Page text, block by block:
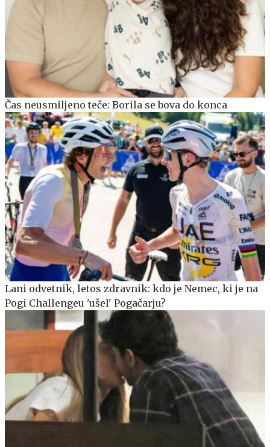
Čas neusmiljeno teče: Borila se bova do konca
Lani odvetnik, letos zdravnik: kdo je Nemec, ki je na
Pogi Challengeu 'ušel' Pogačarju?